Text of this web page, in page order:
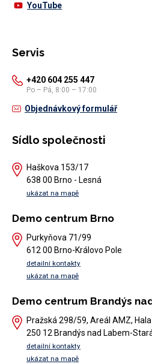
YouTube
Servis
+420 604 255 447
Po – Pá, 8:00 – 17:00
Objednávkový formulář
Sídlo společnosti
Haškova 153/17
638 00 Brno - Lesná
ukázat na mapě
Demo centrum Brno
Purkyňova 71/99
612 00 Brno-Královo Pole
detailní kontakty
ukázat na mapě
Demo centrum Brandýs
Pražská 298/59, Areál AMZ,
250 12 Brandýs nad Labem-
detailní kontakty
ukázat na mapě